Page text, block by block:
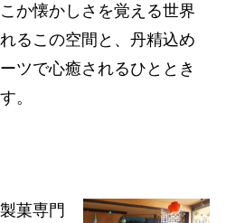
か懐かしさを覚える世界
るこの空間と、丹精込め
ツで心癒されるひととき
。
菓専門